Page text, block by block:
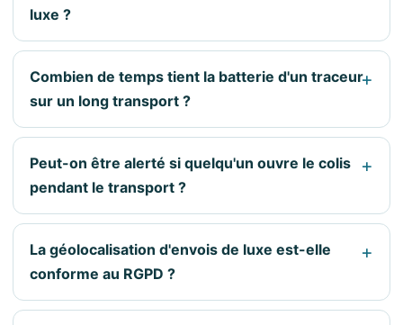
luxe ?
Combien de temps tient la batterie d'un traceur
sur un long transport ?
Peut-on être alerté si quelqu'un ouvre le colis
pendant le transport ?
La géolocalisation d'envois de luxe est-elle
conforme au RGPD ?